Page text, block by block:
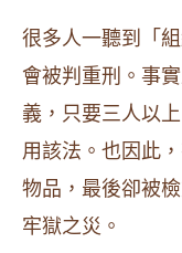
很多人一聽到「
會被判重刑。事
義，只要三人以
用該法。也因此
物品，最後卻被
牢獄之災。